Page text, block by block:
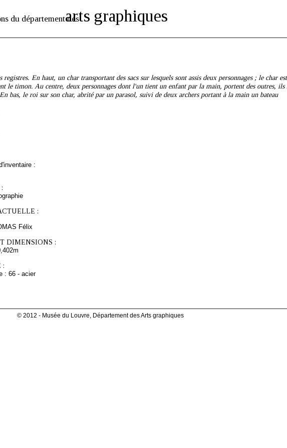
du département desarts graphiques
En haut, un char transportant des sacs sur lesquels sont assis deux personnages ; le char
le timon. Au centre, deux personnages dont l'un tient un enfant par la main, portent des outres, ils
bas, le roi sur son char, abrité par un parasol, suivi de deux archers portant à la main un bateau
:
:
Félix
DIMENSIONS :
:
: 66 - acier
© 2012 - Musée du Louvre, Département des Arts graphiques